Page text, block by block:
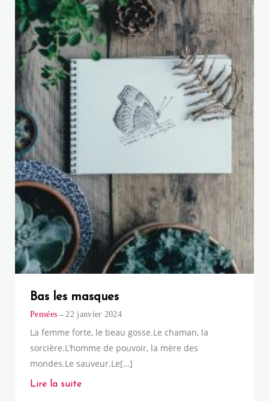
Bas les masques
Pensées 22 janvier 2024
La femme forte, le beau gosse.Le chaman, la
sorcière.L’homme de pouvoir, la mère des
mondes.Le sauveur.Le[…]
Lire la suite